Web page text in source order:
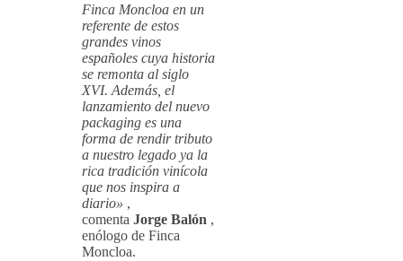
Finca Moncloa en un
referente de estos
grandes vinos
españoles cuya historia
se remonta al siglo
XVI. Además, el
lanzamiento del nuevo
packaging es una
forma de rendir tributo
a nuestro legado ya la
rica tradición vinícola
que nos inspira a
diario» ,
comenta Jorge Balón ,
enólogo de Finca
Moncloa.